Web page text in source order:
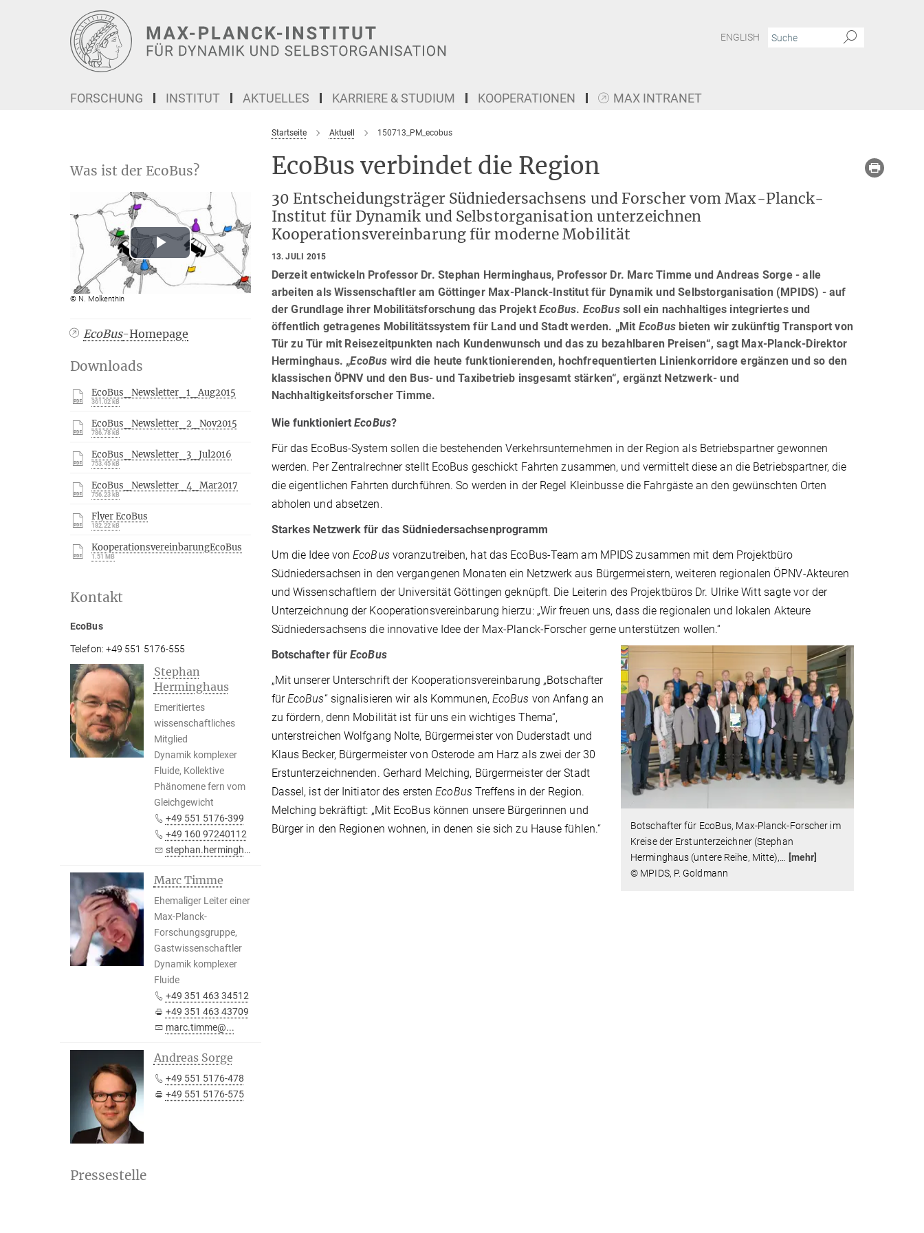
ENGLISH
FORSCHUNG INSTITUT AKTUELLES KARRIERE & STUDIUM KOOPERATIONEN MAX INTRANET
Startseite Aktuell 150713_PM_ecobus
EcoBus verbindet die Region
30 Entscheidungsträger Südniedersachsens und Forscher vom Max-Planck-
Institut für Dynamik und Selbstorganisation unterzeichnen
Kooperationsvereinbarung für moderne Mobilität
13. JULI 2015
Derzeit entwickeln Professor Dr. Stephan Herminghaus, Professor Dr. Marc Timme und Andreas Sorge - alle
arbeiten als Wissenschaftler am Göttinger Max-Planck-Institut für Dynamik und Selbstorganisation (MPIDS) - auf
der Grundlage ihrer Mobilitätsforschung das Projekt EcoBus. EcoBussoll ein nachhaltiges integriertes und
öffentlich getragenes Mobilitätssystem für Land und Stadt werden. „Mit EcoBusbieten wir zukünftig Transport von
Tür zu Tür mit Reisezeitpunkten nach Kundenwunsch und das zu bezahlbaren Preisen“, sagt Max-Planck-Direktor
Herminghaus. „EcoBus wird die heute funktionierenden, hochfrequen­tierten Linienkorridore ergänzen und so den
klassischen ÖPNV und den Bus- und Taxibetrieb insgesamt stärken“, ergänzt Netzwerk- und
Nachhaltigkeitsforscher Timme.
Wie funktioniertEcoBus?
Für das EcoBus-System sollen die bestehenden Verkehrsunternehmen in der Region als Betriebspartner gewonnen
werden. Per Zentralrechner stellt EcoBus geschickt Fahrten zusammen, und vermittelt diese an die Betriebspartner, die
die eigentlichen Fahrten durchführen. So werden in der Regel Kleinbusse die Fahrgäste an den gewünschten Orten
abholen und absetzen.
Starkes Netzwerk für das Südniedersachsenprogramm
Um die Idee vonEcoBus voranzutreiben, hat das EcoBus-Team am MPIDS zusammen mit dem Projektbüro
Südniedersachsen in den vergangenen Monaten ein Netzwerk aus Bürgermeistern, weiteren regionalen ÖPNV-Akteuren
und Wissenschaftlern der Universität Göttingen geknüpft. Die Leiterin des Projektbüros Dr. Ulrike Witt sagte vor der
Unterzeichnung der Kooperationsvereinbarung hierzu: „Wir freuen uns, dass die regionalen und lokalen Akteure
Südniedersachsens die innovative Idee der Max-Planck-Forscher gerne unterstützen wollen.“
Botschafter für EcoBus, Max-Planck-Forscher im
Kreise der Erstunterzeichner (Stephan
Herminghaus (untere Reihe, Mitte),… [mehr]
© MPIDS, P. Goldmann
Botschafter fürEcoBus
„Mit unserer Unterschrift der Kooperationsvereinbarung „Botschafter
fürEcoBus“ signalisieren wir als Kommunen, EcoBus von Anfang an
zu fördern, denn Mobilität ist für uns ein wichtiges Thema“,
unterstreichen Wolfgang Nolte, Bürgermeister von Duderstadt und
Klaus Becker, Bürgermeister von Osterode am Harz als zwei der 30
Erstunterzeichnenden. Gerhard Melching, Bürgermeister der Stadt
Dassel, ist der Initiator des erstenEcoBus Treffens in der Region.
Melching bekräftigt: „Mit EcoBus können unsere Bürgerinnen und
Bürger in den Regionen wohnen, in denen sie sich zu Hause fühlen.“
Was ist der EcoBus?
Play
Video
© N. Molkenthin
EcoBus-Homepage
Downloads
EcoBus_Newsletter_1_Aug2015
361.02 kB
EcoBus_Newsletter_2_Nov2015
786.78 kB
EcoBus_Newsletter_3_Jul2016
753.45 kB
EcoBus_Newsletter_4_Mar2017
756.23 kB
Flyer EcoBus
182.22 kB
KooperationsvereinbarungEcoBus
1.51 MB
Kontakt
EcoBus
Telefon: +49 551 5176-555
Stephan
Herminghaus
Emeritiertes
wissenschaftliches
Mitglied
Dynamik komplexer
Fluide, Kollektive
Phänomene fern vom
Gleichgewicht
+49 551 5176-399
+49 160 97240112
stephan.herminghaus@...
Marc Timme
Ehemaliger Leiter einer
Max-Planck-
Forschungsgruppe,
Gastwissenschaftler
Dynamik komplexer
Fluide
+49 351 463 34512
+49 351 463 43709
marc.timme@...
Andreas Sorge
+49 551 5176-478
+49 551 5176-575
Pressestelle